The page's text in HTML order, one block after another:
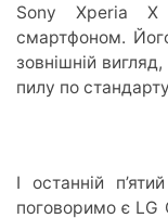
Sony Xperia
смартфоном.
зовнішній
пилу по
І останній
поговоримо є LG